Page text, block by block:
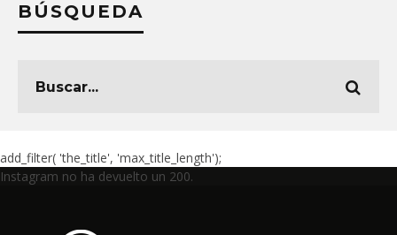
BÚSQUEDA
add_filter( 'the_title', 'max_title_length');
Instagram no ha devuelto un 200.